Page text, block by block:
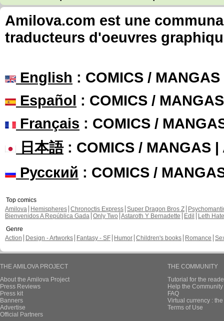
Amilova.com est une
traducteurs d'oeuvres
English : COMICS /
Español : COMICS /
Français : COMICS /
日本語: COMICS / MANGAS |
Русский : COMICS /
Top comics
Amilova
Hemispheres Chronoctis Express Super Dragon Bros Z
Bienvenidos A República Gada Only Two Astaroth Y Bernadette Edil
Leth Hate
Genre
Action
Design - Artworks Fantasy - SF Humor Children's books Romance
THE AMILOVA PROJECT
About the Amilova Project
Press Reviews
Press kit
Banners
Advertise
Official Partners
THE COMMUNITY
Tutorial for the
Help the
FAQ
Virtual currency :
Terms of Use